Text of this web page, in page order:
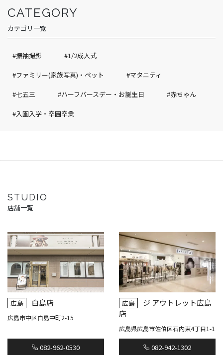
CATEGORY
カテゴリ一覧
#振袖撮影 #1/2成人式
#ファミリー(家族写真)・ペット #マタニティ
#七五三 #ハーフバースデー・お誕生日 #赤ちゃん
#入園入学・卒園卒業
STUDIO
店舗一覧
広島 白島店
広島市中区白島中町2-15
082-962-0530
広島
ジ アウトレット広島
店
広島県広島市佐伯区石内東4丁目1-1
082-942-1302